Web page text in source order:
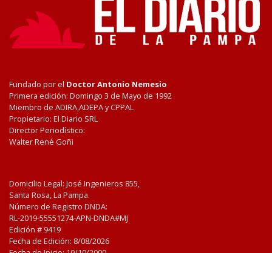
Fundado por el Doctor Antonio Nemesio
Primera edición: Domingo 3 de Mayo de 1992
Miembro de ADIRA,ADEPA y CPPAL
Propietario: El Diario SRL
Director Periodístico:
Walter René Goñi
Domicilio Legal: José Ingenieros 855,
Santa Rosa, La Pampa.
Número de Registro DNDA:
RL-2019-55551274-APN-DNDA#MJ
Edición # 9419
Fecha de Edición: 8/08/2026